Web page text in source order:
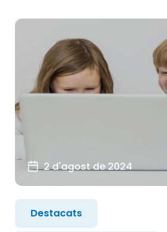
2 d'agost de 2024
Destacats